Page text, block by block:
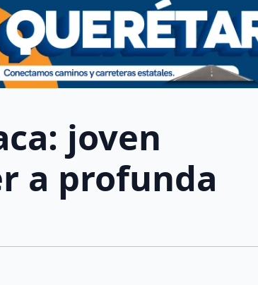
joven
a profunda